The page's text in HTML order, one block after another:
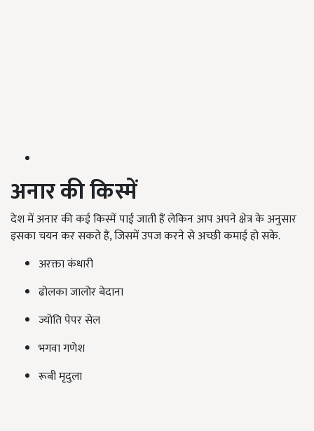
अनार की किस्में
देश में अनार की कई किस्में पाई जाती हैं लेकिन आप अपने क्षेत्र के अनुसार
इसका चयन कर सकते हैं, जिसमें उपज करने से अच्छी कमाई हो सके.
अरक्ता कंधारी
ढोलका जालोर बेदाना
ज्योति पेपर सेल
भगवा गणेश
रूबी मृदुला